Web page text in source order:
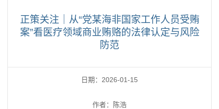
正策关注｜从“党某海非国家工作人员受贿
案”看医疗领域商业贿赂的法律认定与风险
防范
日期：2026-01-15
作者：陈浩